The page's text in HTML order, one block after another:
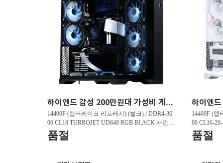
하이엔드 감성 200만원대 가성비 게이밍PC HY263 FHD 리그오브레전드 200 프레임 , 발로란트 240 프레임 , 배틀그라운드 150 프레임
14400F (랩터레이크 리프레시) (벌크) / DDR4-36
00 CL18 TURBOJET UD848 RGB BLACK 서린 (3
2GB(16Gx2)) / B760M DS3H D4 제이씨현 / 지포
스 RTX 5060 DUAL OC D7 8GB 이엠텍 / T500 M.
품절
14400F (랩
00 CL16-
5060
품절